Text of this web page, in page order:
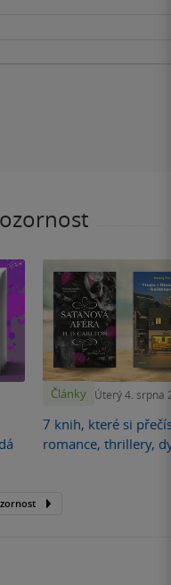
Články Úterý 4. srpna
7 knih, které si
romance, thrillery,